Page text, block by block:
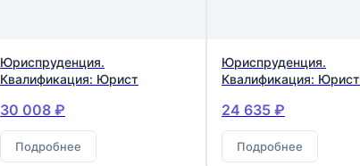
Юриспруденция.
Квалификация: Юрист
30 008 ₽
Подробнее
Юриспруденция.
Квалификация: Юрист
24 635 ₽
Подробнее